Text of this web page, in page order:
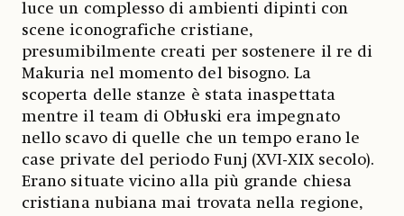
luce un complesso di ambienti dipinti con
scene iconografiche cristiane,
presumibilmente creati per sostenere il re di
Makuria nel momento del bisogno. La
scoperta delle stanze è stata inaspettata
mentre il team di Obłuski era impegnato
nello scavo di quelle che un tempo erano le
case private del periodo Funj (XVI-XIX secolo).
Erano situate vicino alla più grande chiesa
cristiana nubiana mai trovata nella regione,